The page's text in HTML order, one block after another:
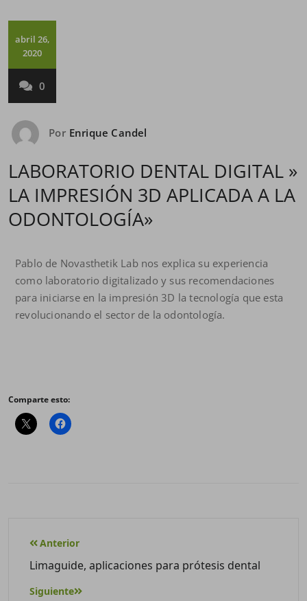
abril 26,
2020
0
Por Enrique Candel
LABORATORIO DENTAL DIGITAL »
LA IMPRESIÓN 3D APLICADA A LA
ODONTOLOGÍA»
Pablo de Novasthetik Lab nos explica su experiencia
como laboratorio digitalizado y sus recomendaciones
para iniciarse en la impresión 3D la tecnología que esta
revolucionando el sector de la odontología.
Comparte esto:
Anterior
Limaguide, aplicaciones para prótesis dental
Siguiente